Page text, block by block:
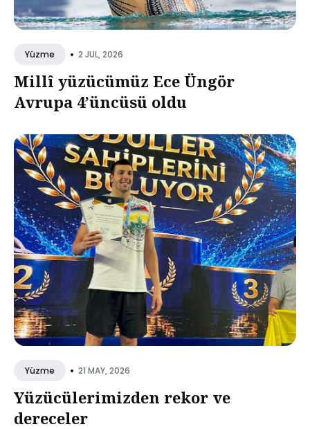
Yüzme • 2 JUL, 2026
Millî yüzücümüz Ece Üngör
Avrupa 4’üncüsü oldu
Yüzme • 21 MAY, 2026
Yüzücülerimizden rekor ve
dereceler